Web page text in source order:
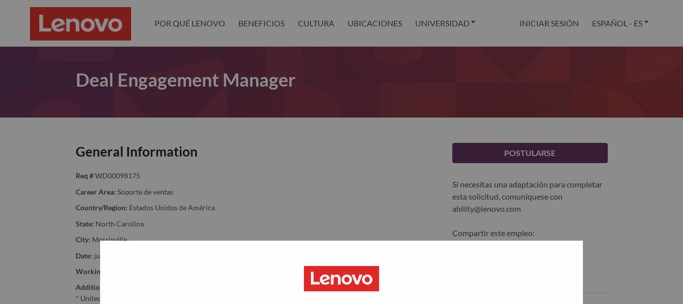
POR QUÉ LENOVO BENEFICIOS CULTURA UBICACIONES UNIVERSIDAD INICIAR SESIÓN ESPAÑOL - ES
Deal Engagement Manager
General Information
Req # WD00098175
Career Area: Soporte de ventas
Country/Region: Estados Unidos de América
State: North Carolina
City: Morrisville
Date: jueves, Mayo 21, 2026
Working Time:
Additional Locations
* United States of America - North Carolina - Morrisville
POSTULARSE
Si necesitas una adaptación para completar
esta solicitud, comuníquese con
ability@lenovo.com
Compartir este empleo: